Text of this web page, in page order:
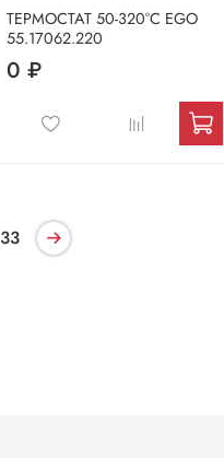
ТЕРМОСТАТ 50-320°C EGO
55.17062.220
0 ₽
33